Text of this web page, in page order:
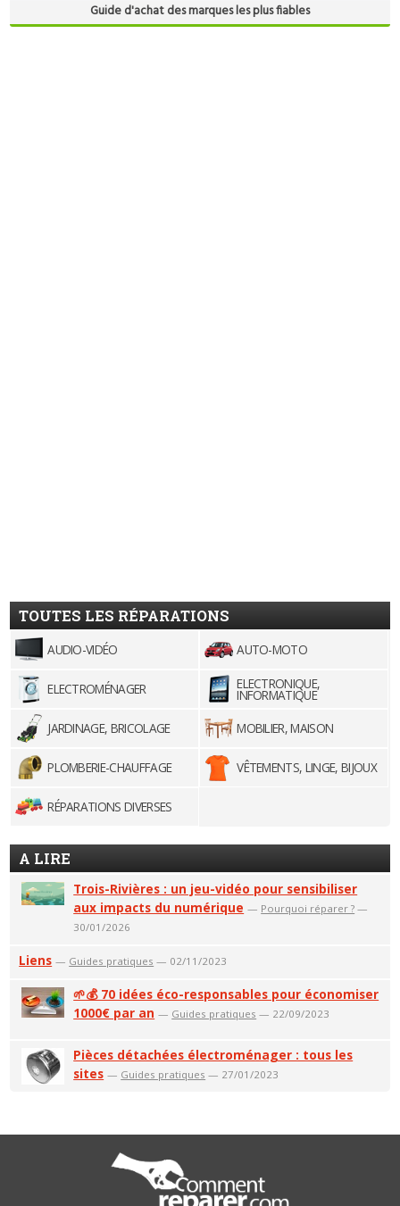
Guide d'achat des marques les plus fiables
TOUTES LES RÉPARATIONS
AUDIO-VIDÉO AUTO-MOTO
ELECTROMÉNAGER ELECTRONIQUE,
INFORMATIQUE
JARDINAGE, BRICOLAGE
MOBILIER, MAISON
PLOMBERIE-CHAUFFAGE VÊTEMENTS, LINGE, BIJOUX
RÉPARATIONS DIVERSES
A LIRE
Trois-Rivières : un jeu-vidéo pour sensibiliser
aux impacts du numérique — Pourquoi réparer ? —
30/01/2026
Liens — Guides pratiques — 02/11/2023
🌱💰 70 idées éco-responsables pour économiser
1000€ par an — Guides pratiques — 22/09/2023
Pièces détachées électroménager : tous les
sites — Guides pratiques — 27/01/2023